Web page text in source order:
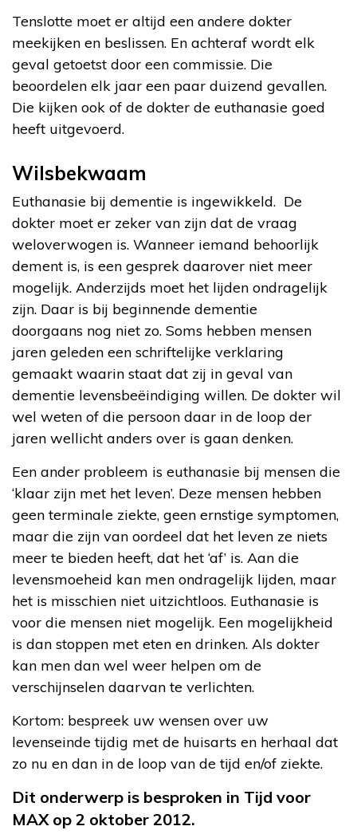
Tenslotte moet er altijd een andere dokter
meekijken en beslissen. En achteraf wordt elk
geval getoetst door een commissie. Die
beoordelen elk jaar een paar duizend gevallen.
Die kijken ook of de dokter de euthanasie goed
heeft uitgevoerd.
Wilsbekwaam
Euthanasie bij dementie is ingewikkeld. De
dokter moet er zeker van zijn dat de vraag
weloverwogen is. Wanneer iemand behoorlijk
dement is, is een gesprek daarover niet meer
mogelijk. Anderzijds moet het lijden ondragelijk
zijn. Daar is bij beginnende dementie
doorgaans nog niet zo. Soms hebben mensen
jaren geleden een schriftelijke verklaring
gemaakt waarin staat dat zij in geval van
dementie levensbeëindiging willen. De dokter wil
wel weten of die persoon daar in de loop der
jaren wellicht anders over is gaan denken.
Een ander probleem is euthanasie bij mensen die
‘klaar zijn met het leven’. Deze mensen hebben
geen terminale ziekte, geen ernstige symptomen,
maar die zijn van oordeel dat het leven ze niets
meer te bieden heeft, dat het ‘af’ is. Aan die
levensmoeheid kan men ondragelijk lijden, maar
het is misschien niet uitzichtloos. Euthanasie is
voor die mensen niet mogelijk. Een mogelijkheid
is dan stoppen met eten en drinken. Als dokter
kan men dan wel weer helpen om de
verschijnselen daarvan te verlichten.
Kortom: bespreek uw wensen over uw
levenseinde tijdig met de huisarts en herhaal dat
zo nu en dan in de loop van de tijd en/of ziekte.
Dit onderwerp is besproken in Tijd voor
MAX op 2 oktober 2012.